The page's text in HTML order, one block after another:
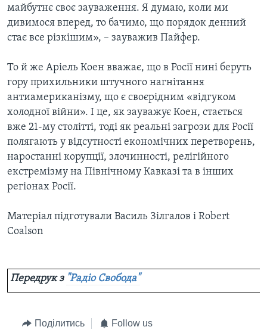
майбутнє своє зауваження. Я думаю, коли ми
дивимося вперед, то бачимо, що порядок денний
стає все різкішим», – зауважив Пайфер.
То й же Аріель Коен вважає, що в Росії нині беруть
гору прихильники штучного нагнітання
антиамериканізму, що є своєрідним «відгуком
холодної війни». І це, як зауважує Коен, стається
вже 21-му столітті, тоді як реальні загрози для Росії
полягають у відсутності економічних перетворень,
наростанні корупції, злочинності, релігійного
екстремізму на Північному Кавказі та в інших
регіонах Росії.
Матеріал підготували Василь Зілгалов і Robert
Coalson
Передрук з "Радіо Свобода"
Поділитись Follow us